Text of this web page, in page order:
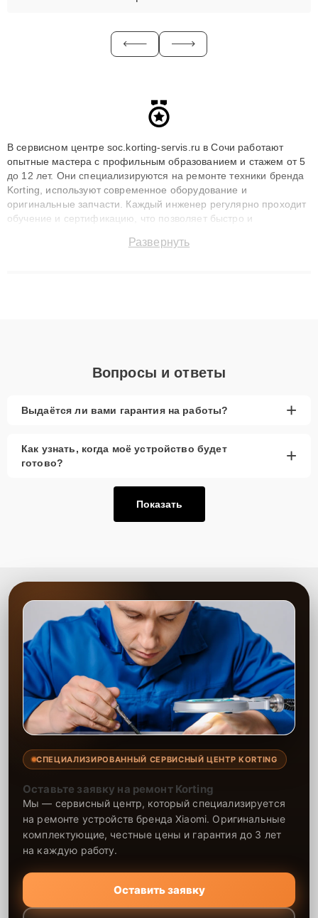
В сервисном центре soc.korting-servis.ru в Сочи работают
опытные мастера с профильным образованием и стажем от 5
до 12 лет. Они специализируются на ремонте техники бренда
Korting, используют современное оборудование и
оригинальные запчасти. Каждый инженер регулярно проходит
обучение и сертификацию, что позволяет быстро и
сохранением гарантии до 3 лет. Наши мастера решают
Развернуть
Вопросы и ответы
Выдаётся ли вами гарантия на работы? +
Как узнать, когда моё устройство будет
готово?
+
Показать
СПЕЦИАЛИЗИРОВАННЫЙ СЕРВИСНЫЙ ЦЕНТР KORTING
Оставьте заявку на ремонт Korting
Мы — сервисный центр, который специализируется
на ремонте устройств бренда Xiaomi. Оригинальные
комплектующие, честные цены и гарантия до 3 лет
на каждую работу.
Оставить заявку